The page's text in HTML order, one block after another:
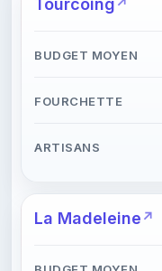
La Madeleine